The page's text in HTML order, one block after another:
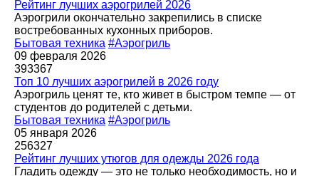
Рейтинг лучших аэрогрилей 2026
Аэрогрили окончательно закрепились в списке
востребованных кухонных приборов.
Бытовая техника #Аэрогриль
09 февраля 2026
393367
Топ 10 лучших аэрогрилей в 2026 году
Аэрогриль ценят те, кто живет в быстром темпе — от
студентов до родителей с детьми.
Бытовая техника #Аэрогриль
05 января 2026
256327
Рейтинг лучших утюгов для одежды 2026 года
Гладить одежду — это не только необходимость, но и